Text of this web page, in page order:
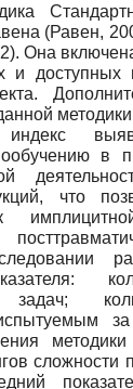
(Равен,
Она
и доступных
методики
в
что
задач;
методики
сложности